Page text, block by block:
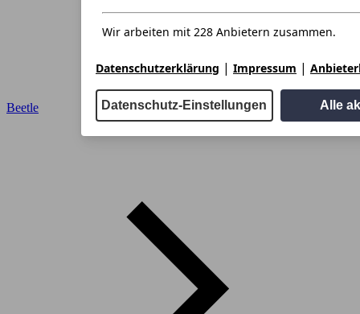
Wir arbeiten mit 228 Anbietern zusammen.
Datenschutzerklärung | Impressum |
Datenschutz-Einstellungen Alle
Beetle